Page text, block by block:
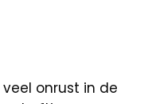
onrust in de